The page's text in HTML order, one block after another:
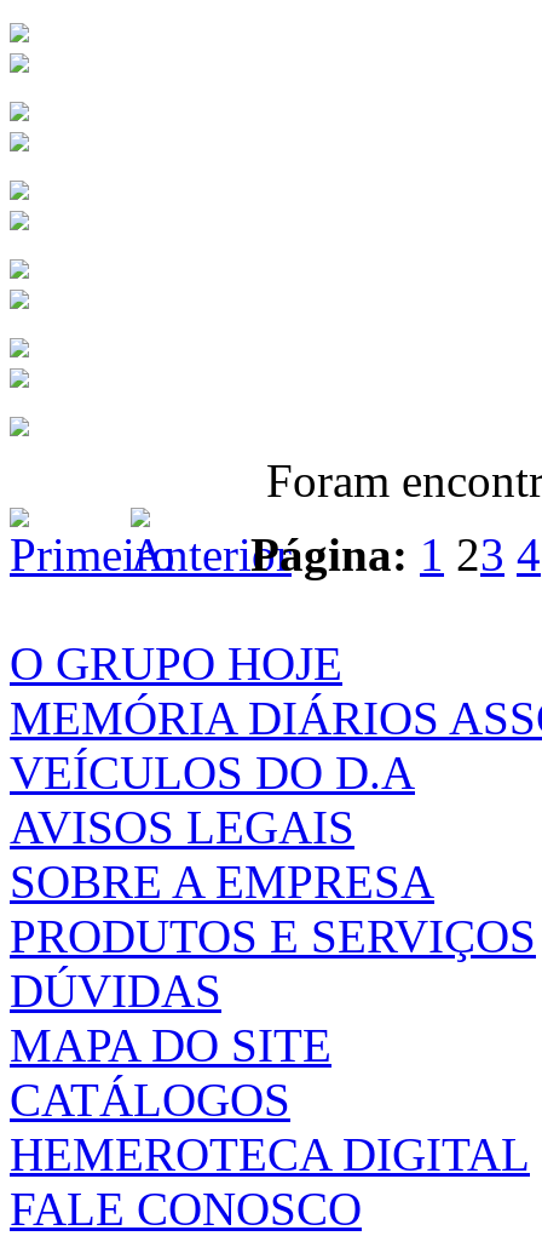
Foram
Página: 1 23 4
O GRUPO HOJE
MEMÓRIA DIÁRIOS
VEÍCULOS DO D.A
AVISOS LEGAIS
SOBRE A EMPRESA
PRODUTOS E SERVIÇOS
DÚVIDAS
MAPA DO SITE
CATÁLOGOS
HEMEROTECA DIGITAL
FALE CONOSCO